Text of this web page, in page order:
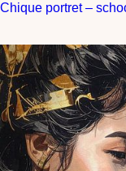
Chique portret –